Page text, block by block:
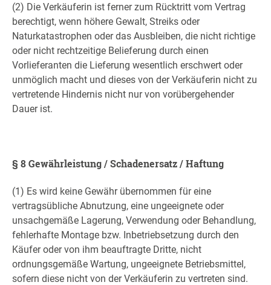
(2) Die Verkäuferin ist ferner zum Rücktritt vom Vertrag
berechtigt, wenn höhere Gewalt, Streiks oder
Naturkatastrophen oder das Ausbleiben, die nicht richtige
oder nicht rechtzeitige Belieferung durch einen
Vorlieferanten die Lieferung wesentlich erschwert oder
unmöglich macht und dieses von der Verkäuferin nicht zu
vertretende Hindernis nicht nur von vorübergehender
Dauer ist.
§ 8 Gewährleistung / Schadenersatz / Haftung
(1) Es wird keine Gewähr übernommen für eine
vertragsübliche Abnutzung, eine ungeeignete oder
unsachgemäße Lagerung, Verwendung oder Behandlung,
fehlerhafte Montage bzw. Inbetriebsetzung durch den
Käufer oder von ihm beauftragte Dritte, nicht
ordnungsgemäße Wartung, ungeeignete Betriebsmittel,
sofern diese nicht von der Verkäuferin zu vertreten sind.